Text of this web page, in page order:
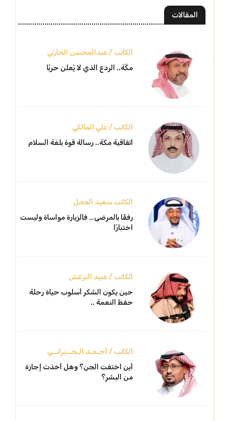
المقالات
الكاتب / عبدالمحسن الحارثي
مكّة.. الردع الذي لا يُعلن حربًا
الكاتب / علي المالكي
اتفاقية مكة.. رسالة قوة بلغة السلام
الكاتب سعيد العجل
رفقًا بالمرضى… فالزيارة مواساة وليست
اختبارًا
الكاتب / عبيد البرغش
حين يكون الشكر أسلوب حياة رحلة
حفظ النعمة ..
الكاتب / أحـمـد الـخــبرانــي
أين اختفت الجن؟ وهل أخذت إجازة
من البشر؟